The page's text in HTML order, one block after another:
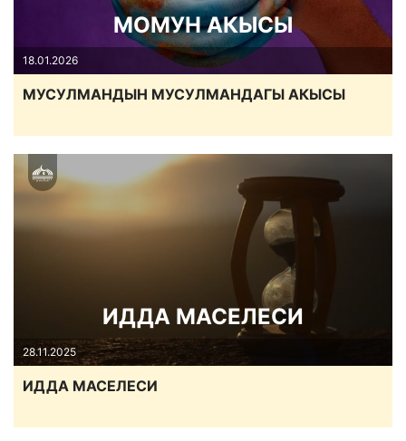
МОМУН АКЫСЫ
18.01.2026
МУСУЛМАНДЫН МУСУЛМАНДАГЫ АКЫСЫ
ИДДА МАСЕЛЕСИ
28.11.2025
ИДДА МАСЕЛЕСИ